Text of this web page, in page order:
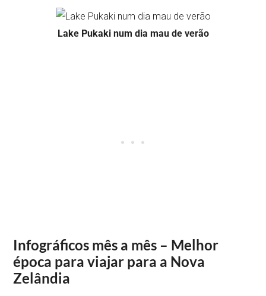
Lake Pukaki num dia mau de verão
Infográficos mês a mês – Melhor
época para viajar para a Nova
Zelândia